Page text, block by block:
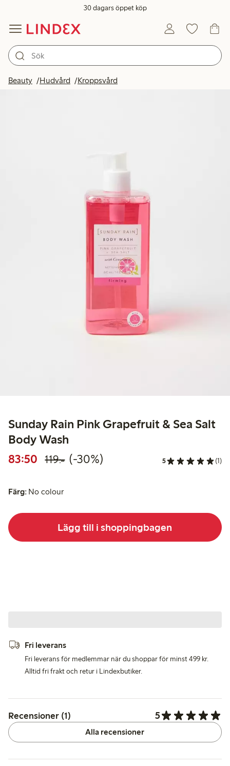
30 dagars öppet köp
Beauty Hudvård Kroppsvård
Sunday Rain Pink Grapefruit & Sea Salt
Body Wash
83:50 Rabatterat pris: 83,50 kr
119:-Ordinarie pris: 119,00 kr
30% rabatt
(-30%) 5 (1)
Färg: No colour
Lägg till i shoppingbagen
Fri leverans
Fri leverans för medlemmar när du shoppar för minst 499 kr.
Alltid fri frakt och retur i Lindexbutiker.
Recensioner (1) 5
Alla recensioner